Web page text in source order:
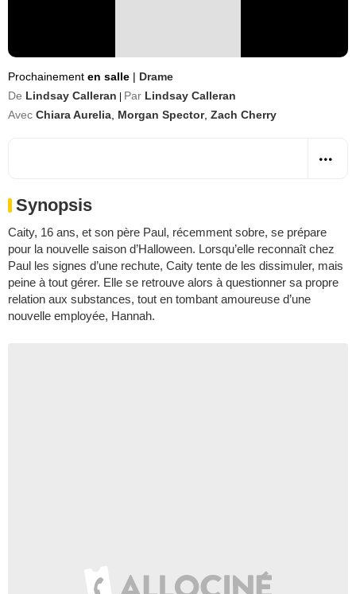
Prochainement en salle | Drame
De Lindsay Calleran Par Lindsay Calleran
Avec Chiara Aurelia Morgan Spector, Zach Cherry
Synopsis
Caity, 16 ans, et son père Paul, récemment sobre, se prépare
pour la nouvelle saison d’Halloween. Lorsqu’elle reconnaît chez
Paul les signes d’une rechute, Caity tente de les dissimuler, mais
peine à tout gérer. Elle se retrouve alors à questionner sa propre
relation aux substances, tout en tombant amoureuse d’une
nouvelle employée, Hannah.